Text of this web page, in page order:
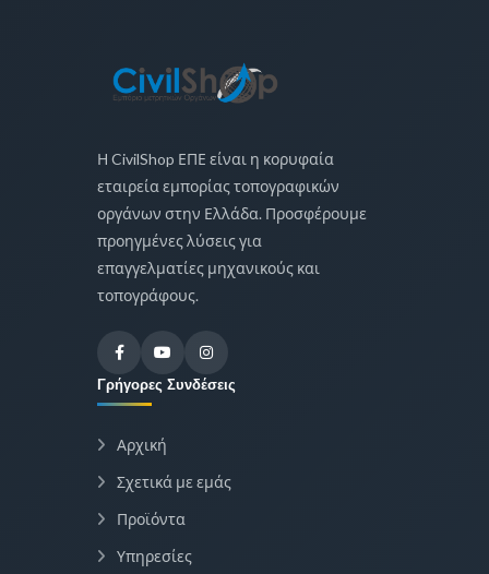
Η CivilShop ΕΠΕ είναι η κορυφαία
εταιρεία εμπορίας τοπογραφικών
οργάνων στην Ελλάδα. Προσφέρουμε
προηγμένες λύσεις για
επαγγελματίες μηχανικούς και
τοπογράφους.
Γρήγορες Συνδέσεις
Αρχική
Σχετικά με εμάς
Προϊόντα
Υπηρεσίες